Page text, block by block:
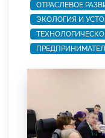
ОТРАСЛЕВОЕ
ЭКОЛОГИЯ И